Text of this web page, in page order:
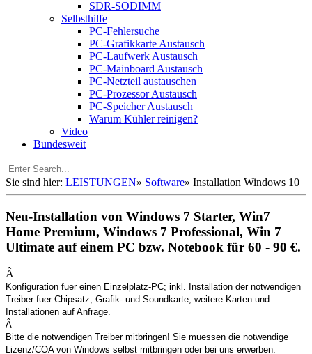
SDR-SODIMM
Selbsthilfe
PC-Fehlersuche
PC-Grafikkarte Austausch
PC-Laufwerk Austausch
PC-Mainboard Austausch
PC-Netzteil austauschen
PC-Prozessor Austausch
PC-Speicher Austausch
Warum Kühler reinigen?
Video
Bundesweit
Sie sind hier: LEISTUNGEN» Software» Installation Windows 10
Neu-Installation von Windows 7 Starter, Win7
Home Premium, Windows 7 Professional, Win 7
Ultimate auf einem PC bzw. Notebook für 60 - 90 €.
Â
Konfiguration fuer einen Einzelplatz-PC; inkl. Installation der notwendigen
Treiber fuer Chipsatz, Grafik- und Soundkarte; weitere Karten und
Installationen auf Anfrage.
Â
Bitte die notwendigen Treiber mitbringen! Sie muessen die notwendige
Lizenz/COA von Windows selbst mitbringen oder bei uns erwerben.